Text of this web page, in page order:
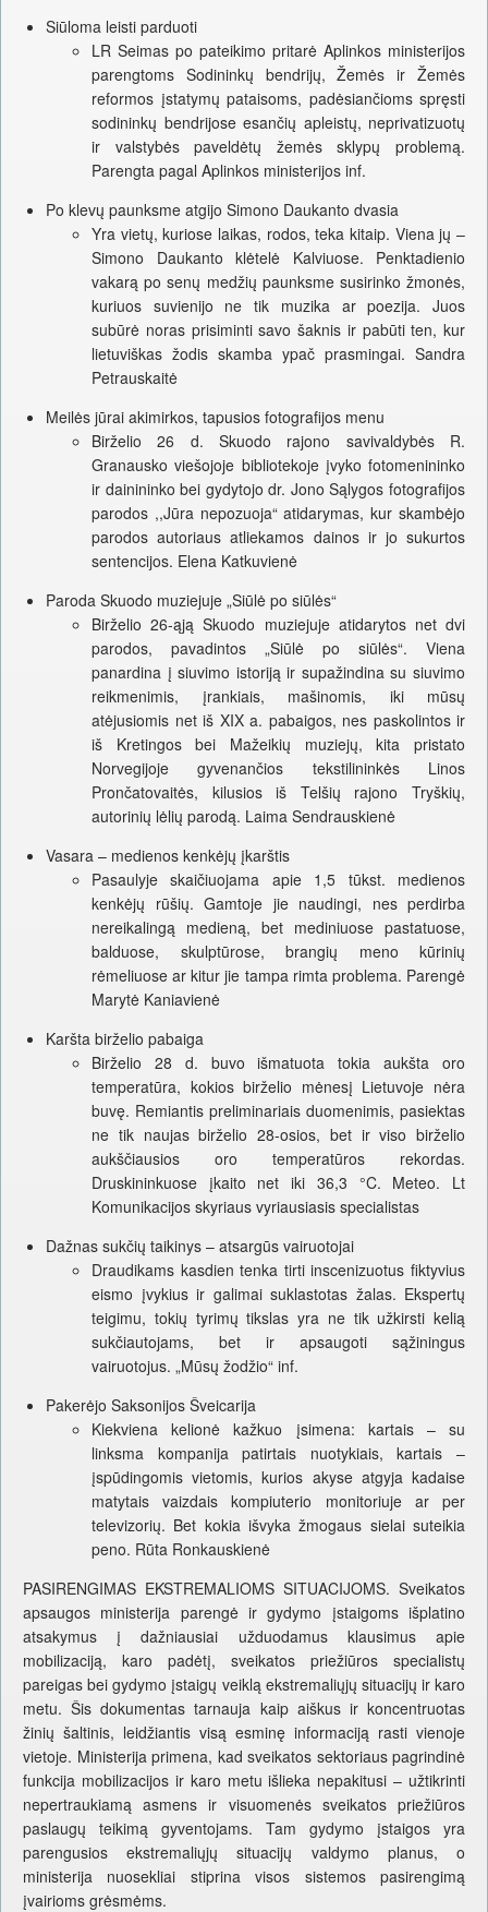
Siūloma leisti parduoti
LR Seimas po pateikimo pritarė Aplinkos ministerijos
parengtoms Sodininkų bendrijų, Žemės ir Žemės
reformos įstatymų pataisoms, padėsiančioms spręsti
sodininkų bendrijose esančių apleistų, neprivatizuotų
ir valstybės paveldėtų žemės sklypų problemą.
Parengta pagal Aplinkos ministerijos inf.
Po klevų paunksme atgijo Simono Daukanto dvasia
Yra vietų, kuriose laikas, rodos, teka kitaip. Viena jų –
Simono Daukanto klėtelė Kalviuose. Penktadienio
vakarą po senų medžių paunksme susirinko žmonės,
kuriuos suvienijo ne tik muzika ar poezija. Juos
subūrė noras prisiminti savo šaknis ir pabūti ten, kur
lietuviškas žodis skamba ypač prasmingai. Sandra
Petrauskaitė
Meilės jūrai akimirkos, tapusios fotografijos menu
Birželio 26 d. Skuodo rajono savivaldybės R.
Granausko viešojoje bibliotekoje įvyko fotomenininko
ir dainininko bei gydytojo dr. Jono Sąlygos fotografijos
parodos ,,Jūra nepozuoja“ atidarymas, kur skambėjo
parodos autoriaus atliekamos dainos ir jo sukurtos
sentencijos. Elena Katkuvienė
Paroda Skuodo muziejuje „Siūlė po siūlės“
Birželio 26-ąją Skuodo muziejuje atidarytos net dvi
parodos, pavadintos „Siūlė po siūlės“. Viena
panardina į siuvimo istoriją ir supažindina su siuvimo
reikmenimis, įrankiais, mašinomis, iki mūsų
atėjusiomis net iš XIX a. pabaigos, nes paskolintos ir
iš Kretingos bei Mažeikių muziejų, kita pristato
Norvegijoje gyvenančios tekstilininkės Linos
Prončatovaitės, kilusios iš Telšių rajono Tryškių,
autorinių lėlių parodą. Laima Sendrauskienė
Vasara – medienos kenkėjų įkarštis
Pasaulyje skaičiuojama apie 1,5 tūkst. medienos
kenkėjų rūšių. Gamtoje jie naudingi, nes perdirba
nereikalingą medieną, bet mediniuose pastatuose,
balduose, skulptūrose, brangių meno kūrinių
rėmeliuose ar kitur jie tampa rimta problema. Parengė
Marytė Kaniavienė
Karšta birželio pabaiga
Birželio 28 d. buvo išmatuota tokia aukšta oro
temperatūra, kokios birželio mėnesį Lietuvoje nėra
buvę. Remiantis preliminariais duomenimis, pasiektas
ne tik naujas birželio 28-osios, bet ir viso birželio
aukščiausios oro temperatūros rekordas.
Druskininkuose įkaito net iki 36,3 °C. Meteo. Lt
Komunikacijos skyriaus vyriausiasis specialistas
Dažnas sukčių taikinys – atsargūs vairuotojai
Draudikams kasdien tenka tirti inscenizuotus fiktyvius
eismo įvykius ir galimai suklastotas žalas. Ekspertų
teigimu, tokių tyrimų tikslas yra ne tik užkirsti kelią
sukčiautojams, bet ir apsaugoti sąžiningus
vairuotojus. „Mūsų žodžio“ inf.
Pakerėjo Saksonijos Šveicarija
Kiekviena kelionė kažkuo įsimena: kartais – su
linksma kompanija patirtais nuotykiais, kartais –
įspūdingomis vietomis, kurios akyse atgyja kadaise
matytais vaizdais kompiuterio monitoriuje ar per
televizorių. Bet kokia išvyka žmogaus sielai suteikia
peno. Rūta Ronkauskienė
PASIRENGIMAS EKSTREMALIOMS SITUACIJOMS. Sveikatos
apsaugos ministerija parengė ir gydymo įstaigoms išplatino
atsakymus į dažniausiai užduodamus klausimus apie
mobilizaciją, karo padėtį, sveikatos priežiūros specialistų
pareigas bei gydymo įstaigų veiklą ekstremaliųjų situacijų ir karo
metu. Šis dokumentas tarnauja kaip aiškus ir koncentruotas
žinių šaltinis, leidžiantis visą esminę informaciją rasti vienoje
vietoje. Ministerija primena, kad sveikatos sektoriaus pagrindinė
funkcija mobilizacijos ir karo metu išlieka nepakitusi – užtikrinti
nepertraukiamą asmens ir visuomenės sveikatos priežiūros
paslaugų teikimą gyventojams. Tam gydymo įstaigos yra
parengusios ekstremaliųjų situacijų valdymo planus, o
ministerija nuosekliai stiprina visos sistemos pasirengimą
įvairioms grėsmėms.